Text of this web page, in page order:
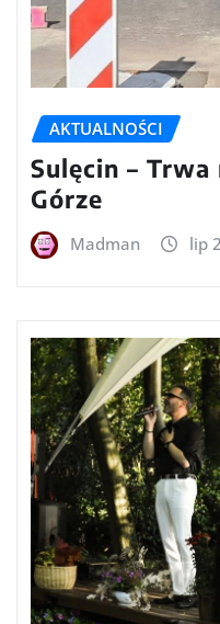
AKTUALNOŚCI
Sulęcin –
Górze
Madman lip